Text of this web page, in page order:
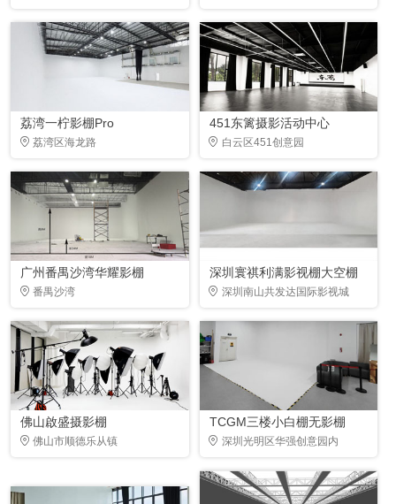
荔湾一柠影棚Pro
荔湾区海龙路
451东篱摄影活动中心
白云区451创意园
广州番禺沙湾华耀影棚
番禺沙湾
深圳寰祺利满影视棚大空棚
深圳南山共发达国际影视城
佛山啟盛摄影棚
佛山市顺德乐从镇
TCGM三楼小白棚无影棚
深圳光明区华强创意园内